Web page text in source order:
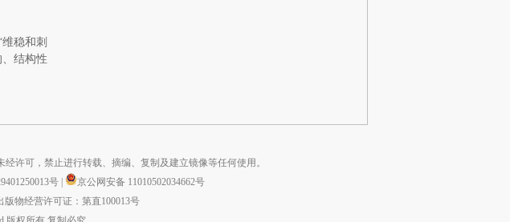
稳和刺
结构性
许可，禁止进行转载、摘编、复制及建立镜像等任何使用。
号
京公网安备 11010502034662号
版物经营许可证：第直100013号